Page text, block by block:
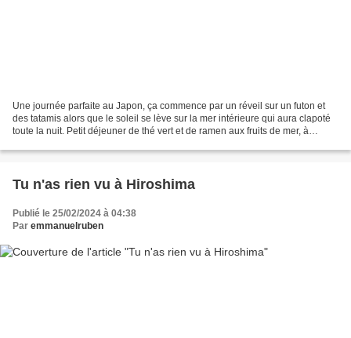
Une journée parfaite au Japon, ça commence par un réveil sur un futon et
des tatamis alors que le soleil se lève sur la mer intérieure qui aura clapoté
toute la nuit. Petit déjeuner de thé vert et de ramen aux fruits de mer, à
Tu n'as rien vu à Hiroshima
Publié le 25/02/2024 à 04:38
Par emmanuelruben